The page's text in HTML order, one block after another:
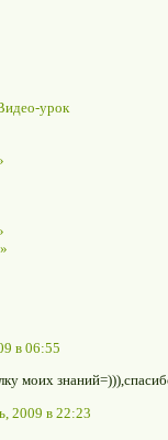
урок
в 06:55
моих
2009 в 22:23